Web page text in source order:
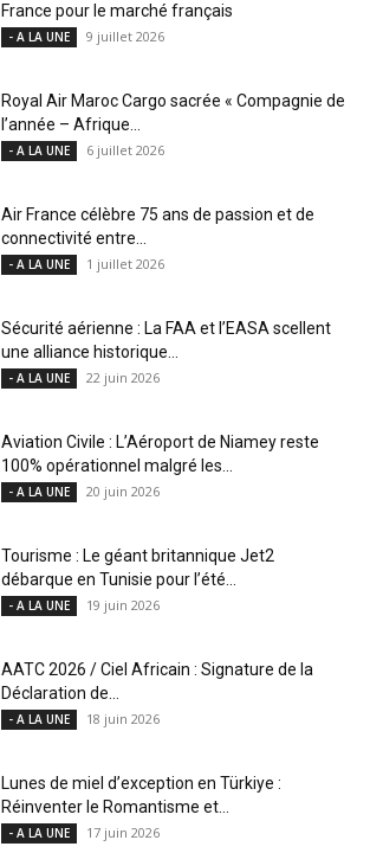
France pour le marché français
- A LA UNE 9 juillet 2026
Royal Air Maroc Cargo sacrée « Compagnie de
l’année – Afrique...
- A LA UNE 6 juillet 2026
Air France célèbre 75 ans de passion et de
connectivité entre...
- A LA UNE 1 juillet 2026
Sécurité aérienne : La FAA et l’EASA scellent
une alliance historique...
- A LA UNE 22 juin 2026
Aviation Civile : L’Aéroport de Niamey reste
100% opérationnel malgré les...
- A LA UNE 20 juin 2026
Tourisme : Le géant britannique Jet2
débarque en Tunisie pour l’été...
- A LA UNE 19 juin 2026
AATC 2026 / Ciel Africain : Signature de la
Déclaration de...
- A LA UNE 18 juin 2026
Lunes de miel d’exception en Türkiye :
Réinventer le Romantisme et...
- A LA UNE 17 juin 2026